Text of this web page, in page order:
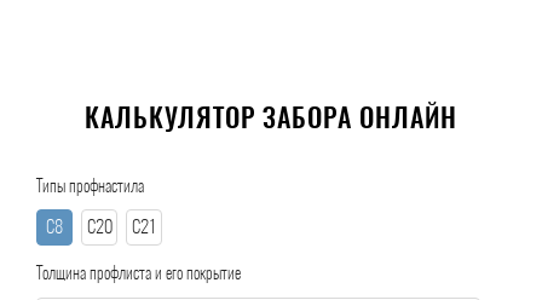
КАЛЬКУЛЯТОР ЗАБОРА ОНЛАЙН
Типы профнастила
С8 С20 С21
Толщина профлиста и его покрытие